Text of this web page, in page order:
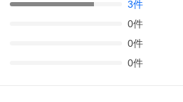
3件
0件
0件
0件